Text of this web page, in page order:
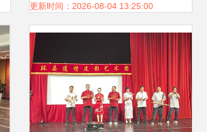
史志馆主题活动
更新时间：2026-08-04 13:25:00